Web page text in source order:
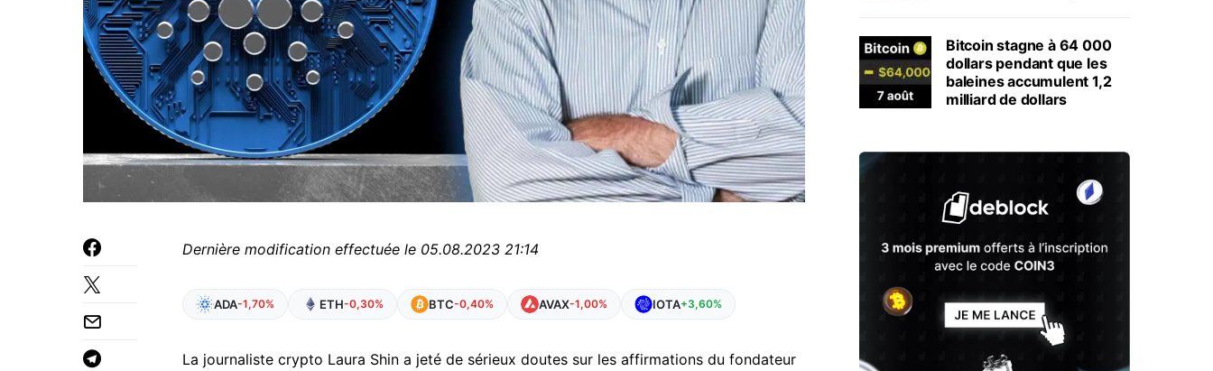
Dernière modification effectuée le 05.08.2023 21:14
ADA-1,70% ETH-0,30% BTC-0,40% AVAX-1,00% IOTA+3,60%
La journaliste crypto Laura Shin a jeté de sérieux doutes sur les affirmations du fondateur
Bitcoin stagne à 64 000
dollars pendant que les
baleines accumulent 1,2
milliard de dollars